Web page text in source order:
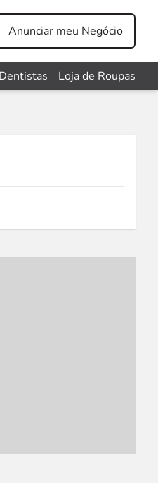
Anunciar meu Negócio
Dentistas Loja de Roupas